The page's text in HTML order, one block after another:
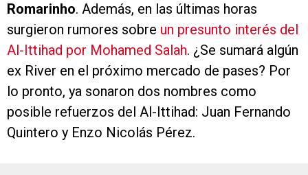
Romarinho. Además, en las últimas horas
surgieron rumores sobre un presunto interés del
Al-Ittihad por Mohamed Salah. ¿Se sumará algún
ex River en el próximo mercado de pases? Por
lo pronto, ya sonaron dos nombres como
posible refuerzos del Al-Ittihad: Juan Fernando
Quintero y Enzo Nicolás Pérez.